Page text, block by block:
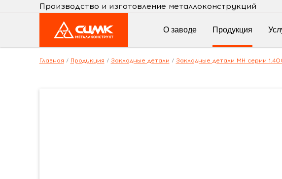
Производство и изготовление металлоконструкций
О заводе Продукция
Главная / Продукция / Закладные детали / Закладные детали МН серии